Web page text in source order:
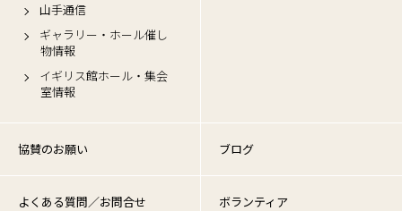
山手通信
ギャラリー・ホール催し
物情報
イギリス館ホール・集会
室情報
協賛のお願い ブログ
よくある質問／お問合せ ボランティア